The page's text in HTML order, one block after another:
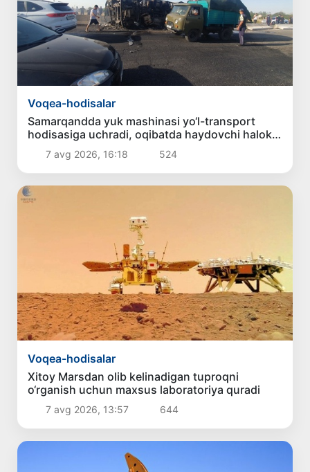
Voqea-hodisalar
Samarqandda yuk mashinasi yo‘l-transport
hodisasiga uchradi, oqibatda haydovchi halok
bo‘ldi7 avg 2026, 16:18 524
Voqea-hodisalar
Xitoy Marsdan olib kelinadigan tuproqni
o‘rganish uchun maxsus laboratoriya quradi
7 avg 2026, 13:57 644